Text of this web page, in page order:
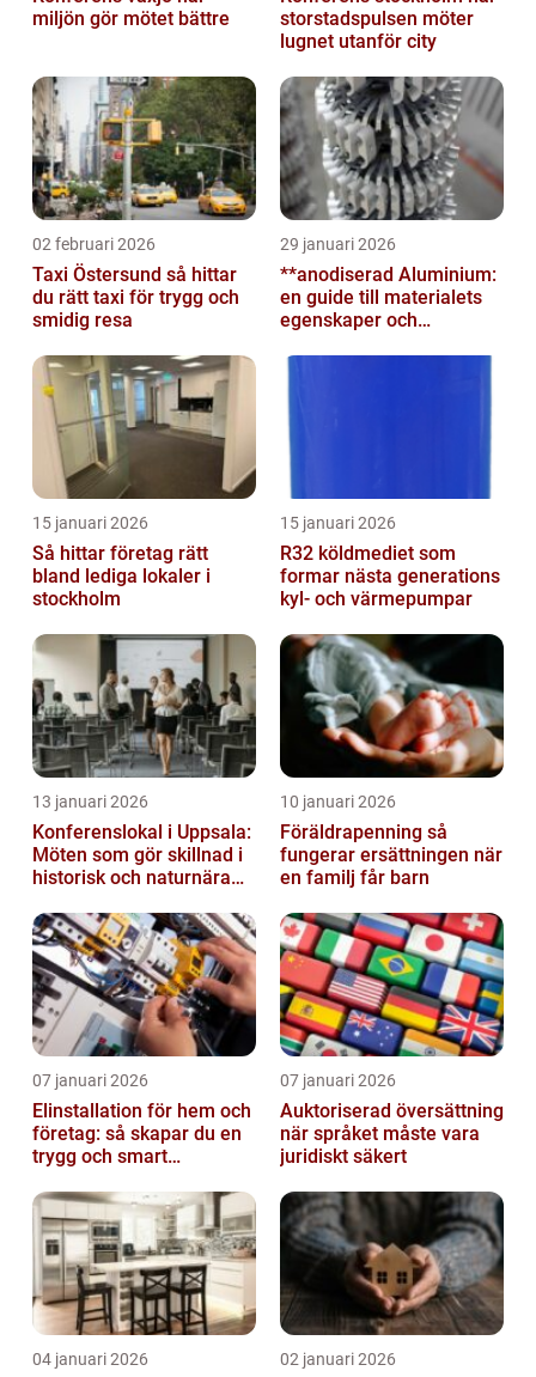
miljön gör mötet bättre
storstadspulsen möter
lugnet utanför city
02 februari 2026
Taxi Östersund så hittar
du rätt taxi för trygg och
smidig resa
29 januari 2026
**anodiserad Aluminium:
en guide till materialets
egenskaper och
15 januari 2026
Så hittar företag rätt
bland lediga lokaler i
stockholm
15 januari 2026
R32 köldmediet som
formar nästa generations
kyl- och värmepumpar
13 januari 2026
Konferenslokal i Uppsala:
Möten som gör skillnad i
historisk och naturnära
10 januari 2026
Föräldrapenning så
fungerar ersättningen när
en familj får barn
07 januari 2026
Elinstallation för hem och
företag: så skapar du en
trygg och smart
07 januari 2026
Auktoriserad översättning
när språket måste vara
juridiskt säkert
04 januari 2026 02 januari 2026